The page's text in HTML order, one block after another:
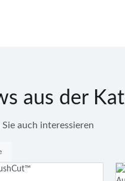
aus der
auch interessieren